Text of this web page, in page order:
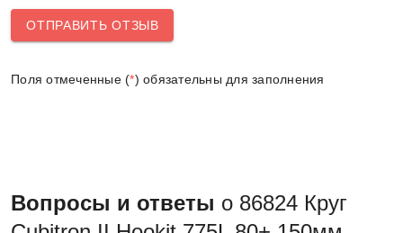
ОТПРАВИТЬ ОТЗЫВ
Поля отмеченные (*) обязательны для заполнения
Вопросы и ответы о 86824 Круг